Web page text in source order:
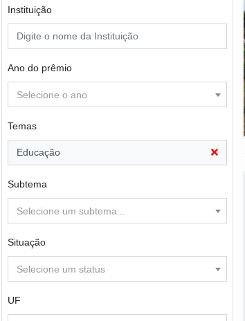
Instituição
Ano do prêmio
Selecione o ano
Temas
Educação
Subtema
Selecione um subtema...
Situação
Selecione um status
UF